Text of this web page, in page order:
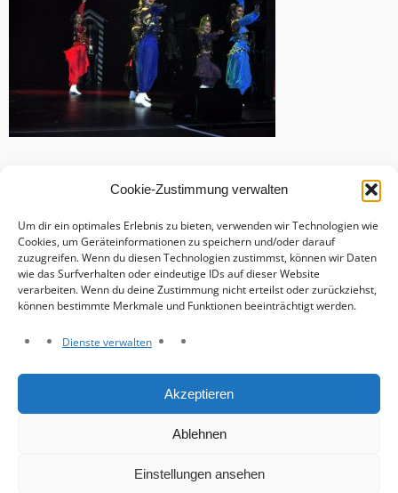
Cookie-Zustimmung verwalten
Um dir ein optimales Erlebnis zu bieten, verwenden wir Technologien wie
Cookies, um Geräteinformationen zu speichern und/oder darauf
zuzugreifen. Wenn du diesen Technologien zustimmst, können wir Daten
wie das Surfverhalten oder eindeutige IDs auf dieser Website
verarbeiten. Wenn du deine Zustimmung nicht erteilst oder zurückziehst,
können bestimmte Merkmale und Funktionen beeinträchtigt werden.
Dienste verwalten
Akzeptieren
Ablehnen
Einstellungen ansehen